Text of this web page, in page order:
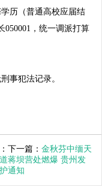
历（普通高校应届结
050001，统一调派打算
事犯法记录。
下一篇： 金秋芬中缅天
蒋坝营处燃爆 贵州发
通知